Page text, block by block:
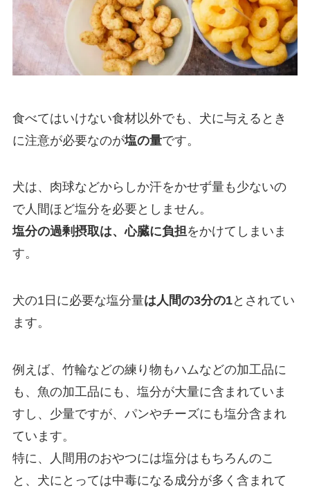
食べてはいけない食材以外でも、犬に与えるとき
に注意が必要なのが塩の量です。
犬は、肉球などからしか汗をかせず量も少ないの
で人間ほど塩分を必要としません。
塩分の過剰摂取は、心臓に負担をかけてしまいま
す。
犬の1日に必要な塩分量は人間の3分の1とされてい
ます。
例えば、竹輪などの練り物もハムなどの加工品に
も、魚の加工品にも、塩分が大量に含まれていま
すし、少量ですが、パンやチーズにも塩分含まれ
ています。
特に、人間用のおやつには塩分はもちろんのこ
と、犬にとっては中毒になる成分が多く含まれて